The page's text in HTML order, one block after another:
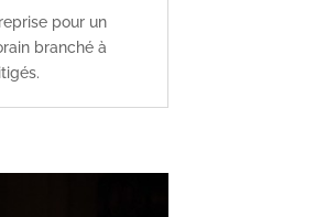
pour un
branché à